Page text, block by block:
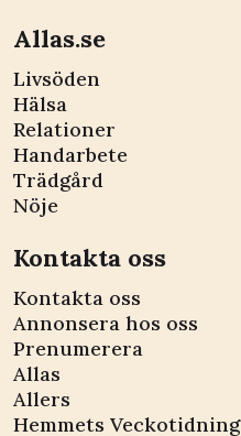
Allas.se
Livsöden
Hälsa
Relationer
Handarbete
Trädgård
Nöje
Kontakta oss
Kontakta oss
Annonsera hos oss
Prenumerera
Allas
Allers
Hemmets Veckotidning